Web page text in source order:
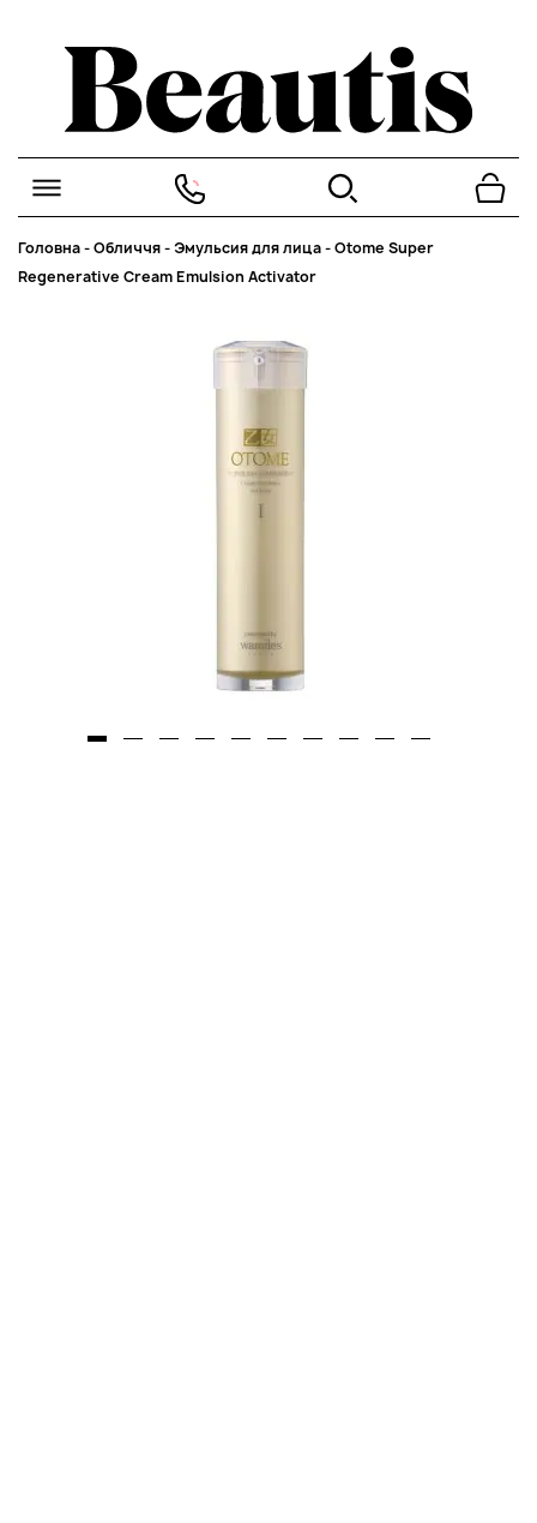
Головна-Обличчя-Эмульсия для лица-Otome Super
Regenerative Cream Emulsion Activator